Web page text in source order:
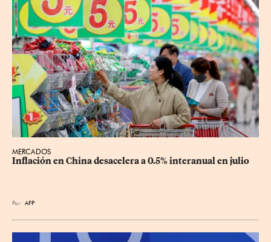
MERCADOS
Inflación en China desacelera a 0.5% interanual en julio
Por AFP